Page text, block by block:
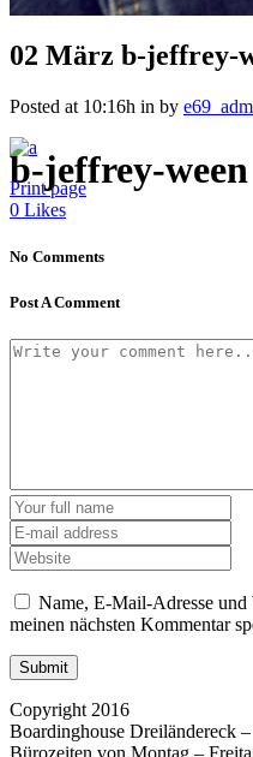
b-jeffrey-ween
02 März b-jeffrey-
Posted at 10:16h in by
Print page
0 Likes
No Comments
Post A Comment
Name, E-Mail-Adresse
meinen nächsten Kommentar
Copyright 2016
Boardinghouse Dreiländereck